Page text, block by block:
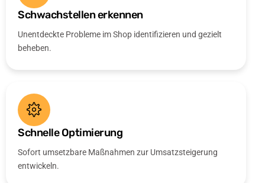
Schwachstellen erkennen
Unentdeckte Probleme im Shop identifizieren und gezielt
beheben.
Schnelle Optimierung
Sofort umsetzbare Maßnahmen zur Umsatzsteigerung
entwickeln.